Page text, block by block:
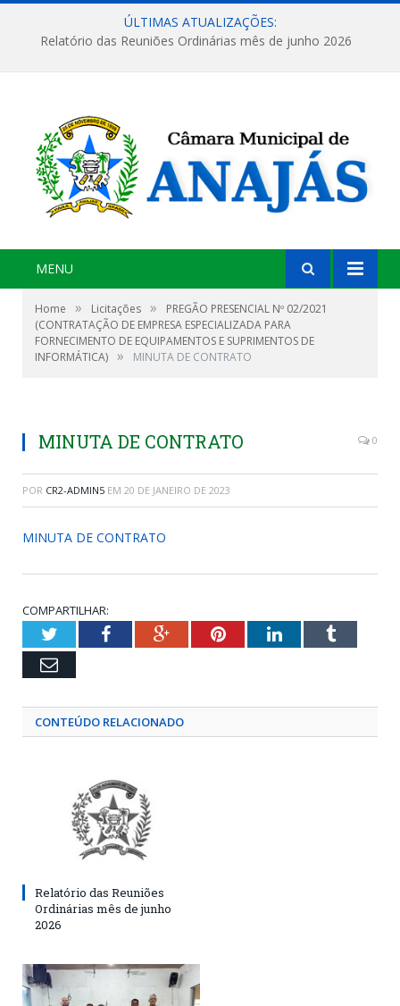
ÚLTIMAS ATUALIZAÇÕES:
Relatório das Reuniões Ordinárias mês de junho 2026
MENU
Home » Licitações »
PREGÃO PRESENCIAL Nº 02/2021
(CONTRATAÇÃO DE EMPRESA ESPECIALIZADA PARA
FORNECIMENTO DE EQUIPAMENTOS E SUPRIMENTOS DE
INFORMÁTICA) » MINUTA DE CONTRATO
MINUTA DE CONTRATO 0
POR CR2-ADMIN5 EM 20 DE JANEIRO DE 2023
MINUTA DE CONTRATO
COMPARTILHAR:
TwitterFacebookGoogle+PinterestLinkedInTumblr
Email
CONTEÚDO RELACIONADO
Relatório das Reuniões
Ordinárias mês de junho
2026